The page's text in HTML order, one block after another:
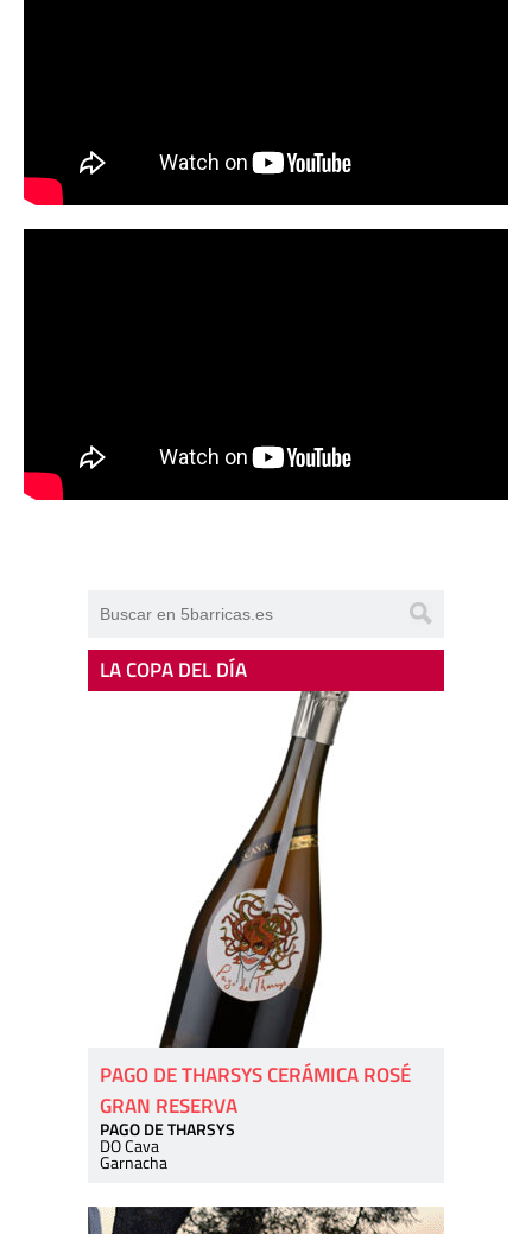
LA COPA DEL DÍA
PAGO DE THARSYS CERÁMICA ROSÉ
GRAN RESERVA
PAGO DE THARSYS
DO Cava
Garnacha